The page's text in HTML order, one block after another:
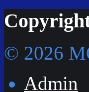
© 2026
Admin